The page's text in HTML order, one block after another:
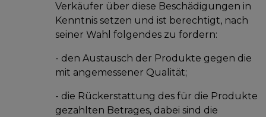
Verkäufer über diese Beschädigungen in
Kenntnis setzen und ist berechtigt, nach
seiner Wahl folgendes zu fordern:
- den Austausch der Produkte gegen die
mit angemessener Qualität;
- die Rückerstattung des für die Produkte
gezahlten Betrages, dabei sind die